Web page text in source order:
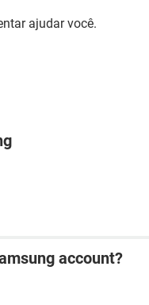
ajudar você.
account?